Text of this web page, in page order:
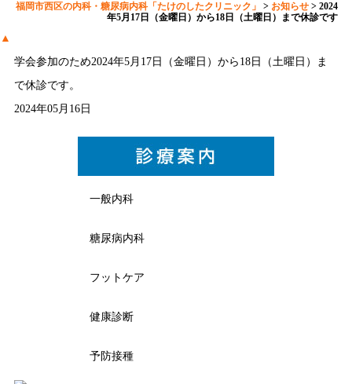
福岡市西区の内科・糖尿病内科「たけのしたクリニック」 > お知らせ >2024
年5月17日（金曜日）から18日（土曜日）まで休診です
▲
学会参加のため2024年5月17日（金曜日）から18日（土曜日）ま
で休診です。
2024年05月16日
一般内科
糖尿病内科
フットケア
健康診断
予防接種